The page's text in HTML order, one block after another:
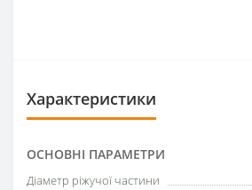
Характеристики
ОСНОВНІ ПАРАМЕТРИ
Діаметр ріжучої частини